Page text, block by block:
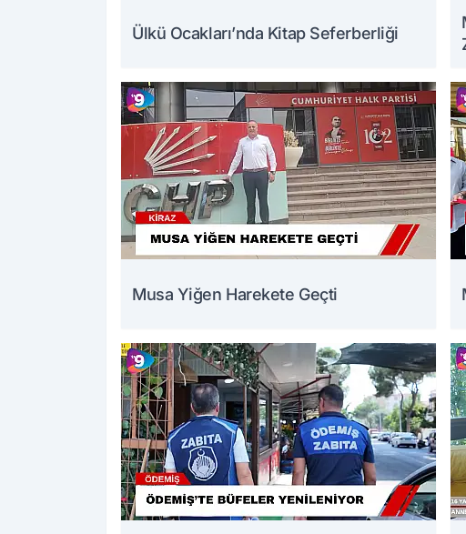
Ülkü Ocakları’nda Kitap Seferberliği
Musa Yiğen Harekete Geçti